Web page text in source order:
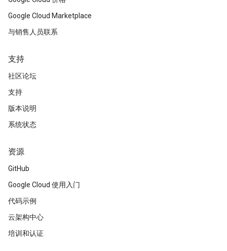
Google Cloud Marketplace
与销售人员联系
支持
社区论坛
支持
版本说明
系统状态
资源
GitHub
Google Cloud 使用入门
代码示例
云架构中心
培训和认证